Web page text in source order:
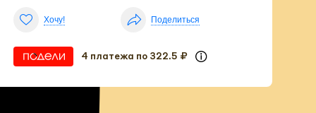
Хочу! Поделиться
4 платежа по 322.5 ₽